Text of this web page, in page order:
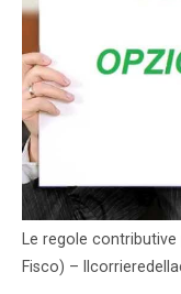
Le regole
Fisco) –